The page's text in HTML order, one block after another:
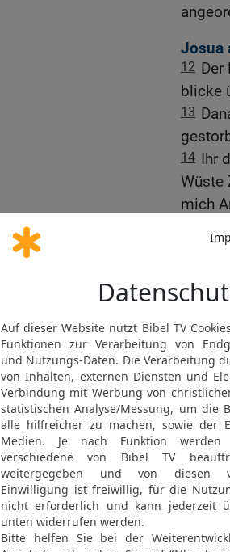
Josua
12 Der
blicke
13
14 Ihr
Wüste
mich
mich
16
»
Mann
17 der
Spitze
wie
18-19
habe
vor
20